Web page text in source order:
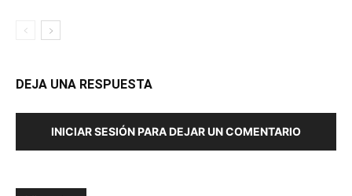
DEJA UNA RESPUESTA
INICIAR SESIÓN PARA DEJAR UN COMENTARIO